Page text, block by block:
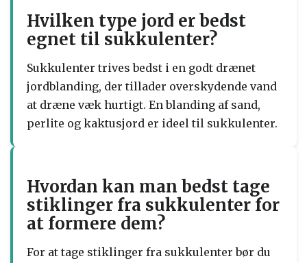
Hvilken type jord er bedst
egnet til sukkulenter?
Sukkulenter trives bedst i en godt drænet
jordblanding, der tillader overskydende vand
at dræne væk hurtigt. En blanding af sand,
perlite og kaktusjord er ideel til sukkulenter.
Hvordan kan man bedst tage
stiklinger fra sukkulenter for
at formere dem?
For at tage stiklinger fra sukkulenter bør du